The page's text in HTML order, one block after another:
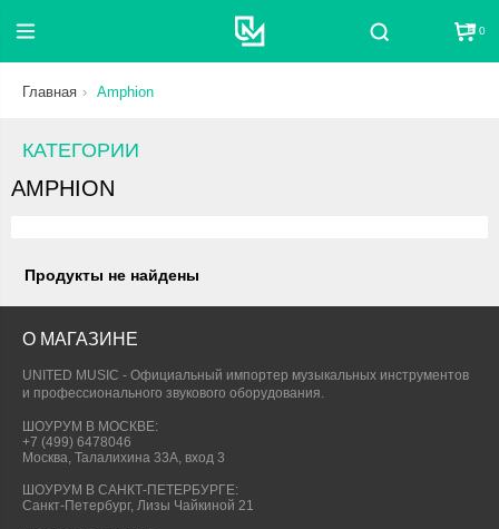
Поиск 0
Главная Amphion
КАТЕГОРИИ
AMPHION
Продукты не найдены
О МАГАЗИНЕ
UNITED MUSIC - Официальный импортер музыкальных инструментов
и профессионального звукового оборудования.
ШОУРУМ В МОСКВЕ:
+7 (499) 6478046
Москва, Талалихина 33А, вход 3
ШОУРУМ В САНКТ-ПЕТЕРБУРГЕ:
Санкт-Петербург, Лизы Чайкиной 21